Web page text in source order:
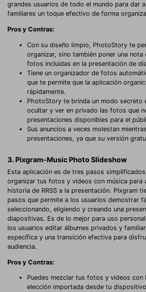
grandes usuarios de todo el mundo para dar
familiares un toque efectivo de forma
Pros y Contras:
Con su diseño limpio, PhotoStory te
organizar, sino también poner una nota
fotos incluidas en la presentación de
Tiene un organizador de fotos
que te permite que la aplicación
rápidamente.
PhotoStory te brinda un modo secreto
ocultar y ver en privado las fotos que
presentaciones disponibles para el
Sus anuncios a veces molestan
presentaciones, ya que su versión
3. Pixgram-Music Photo Slideshow
Esta aplicación es de tres pasos
organizar tus fotos y videos con música para
historia de RRSS a la presentación. Pixgram
pasos que permite a los usuarios demostrar
seleccionando, eligiendo y creando una
diapositivas. Es de lo mejor para uso
los usuarios editar álbumes privados y
específica y una transición efectiva para
audiencia.
Pros y Contras:
Puedes mezclar tus fotos y videos con
elección importada desde tu